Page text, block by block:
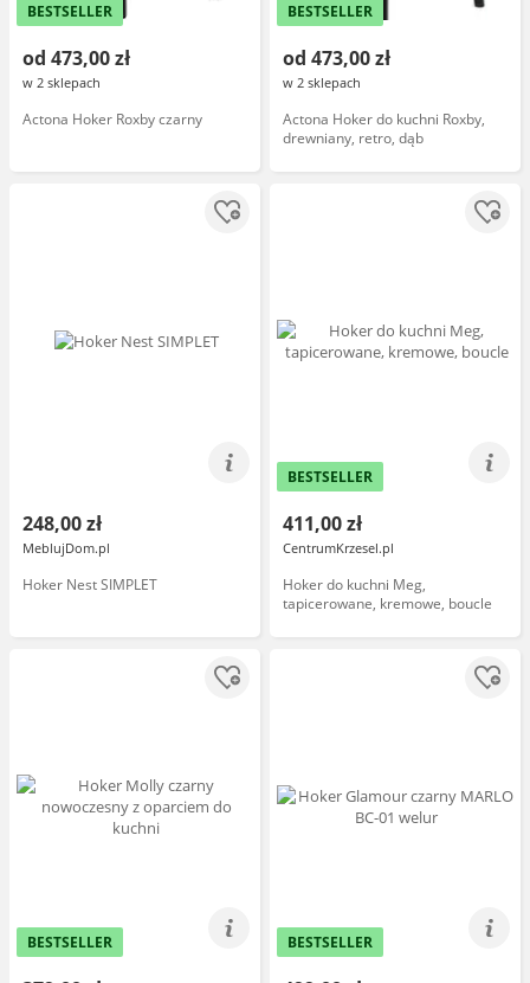
BESTSELLER
od 473,00 zł
w 2 sklepach
Actona Hoker Roxby czarny
BESTSELLER
od 473,00 zł
w 2 sklepach
Actona Hoker do kuchni Roxby,
drewniany, retro, dąb
248,00 zł
MeblujDom.pl
Hoker Nest SIMPLET
BESTSELLER
411,00 zł
CentrumKrzesel.pl
Hoker do kuchni Meg,
tapicerowane, kremowe, boucle
BESTSELLER BESTSELLER